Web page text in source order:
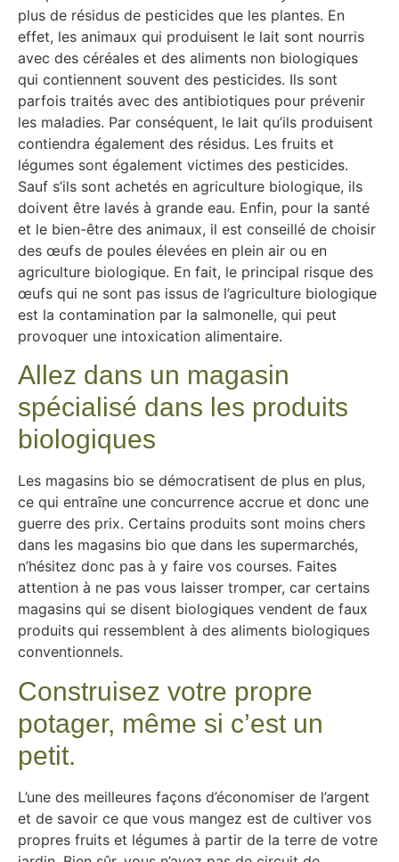
plus de résidus de pesticides que les plantes. En
effet, les animaux qui produisent le lait sont nourris
avec des céréales et des aliments non biologiques
qui contiennent souvent des pesticides. Ils sont
parfois traités avec des antibiotiques pour prévenir
les maladies. Par conséquent, le lait qu’ils produisent
contiendra également des résidus. Les fruits et
légumes sont également victimes des pesticides.
Sauf s’ils sont achetés en agriculture biologique, ils
doivent être lavés à grande eau. Enfin, pour la santé
et le bien-être des animaux, il est conseillé de choisir
des œufs de poules élevées en plein air ou en
agriculture biologique. En fait, le principal risque des
œufs qui ne sont pas issus de l’agriculture biologique
est la contamination par la salmonelle, qui peut
provoquer une intoxication alimentaire.
Allez dans un magasin
spécialisé dans les produits
biologiques
Les magasins bio se démocratisent de plus en plus,
ce qui entraîne une concurrence accrue et donc une
guerre des prix. Certains produits sont moins chers
dans les magasins bio que dans les supermarchés,
n’hésitez donc pas à y faire vos courses. Faites
attention à ne pas vous laisser tromper, car certains
magasins qui se disent biologiques vendent de faux
produits qui ressemblent à des aliments biologiques
conventionnels.
Construisez votre propre
potager, même si c’est un
petit.
L’une des meilleures façons d’économiser de l’argent
et de savoir ce que vous mangez est de cultiver vos
propres fruits et légumes à partir de la terre de votre